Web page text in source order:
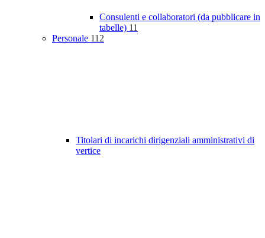
Consulenti e collaboratori (da pubblicare in
tabelle) 11
Personale 112
Titolari di incarichi dirigenziali amministrativi di
vertice